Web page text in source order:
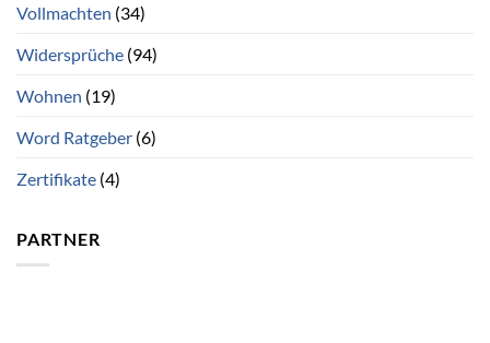
Vollmachten (34)
Widersprüche (94)
Wohnen (19)
Word Ratgeber (6)
Zertifikate (4)
PARTNER